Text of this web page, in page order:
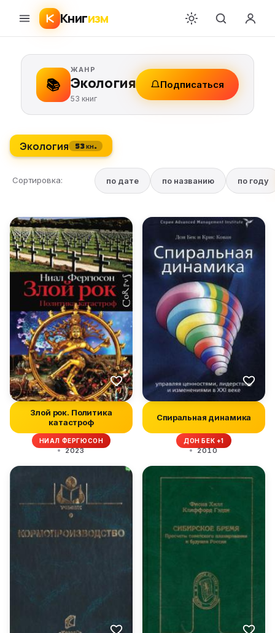
Книгизм
📚
ЖАНР
Экология
53 книг
Подписаться
Экология 53 кн.
Сортировка: по дате по названию по году
Злой рок. Политика
катастроф
НИАЛ ФЕРГЮСОН
2023
Спиральная динамика
ДОН БЕК +1
2010